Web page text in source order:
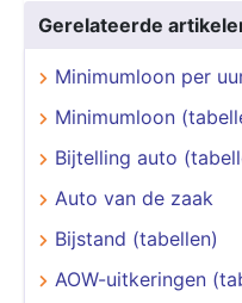
Gerelateerde
Minimumloon per
Minimumloon
Bijtelling auto
Auto van de zaak
Bijstand (tabellen)
AOW-uitkeringen